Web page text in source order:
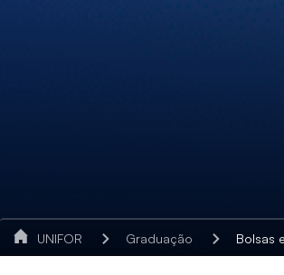
UNIFOR Graduação Bolsas